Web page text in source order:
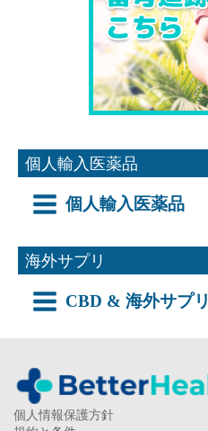
個人輸入医薬品
個人輸入医薬品
海外サプリ
CBD & 海外サプリ
個人情報保護方針